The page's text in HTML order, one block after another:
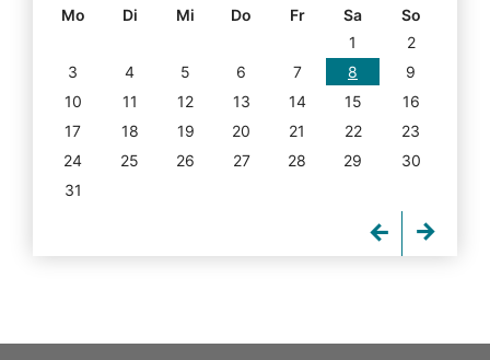
Mo Di Mi Do Fr Sa
So
1
2
3
4 5 6 7 8
9
10
11 12 13 14 15
16
17
18 19 20 21 22
23
24
25 26 27 28 29
30
31